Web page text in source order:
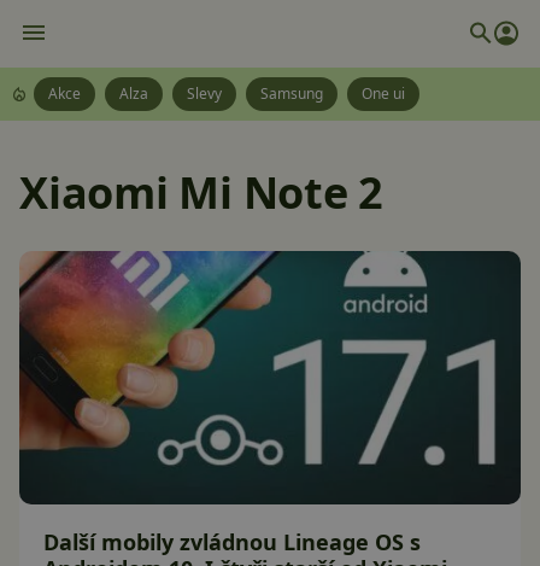
Akce Alza Slevy Samsung One ui
Xiaomi Mi Note 2
Další mobily zvládnou Lineage OS s